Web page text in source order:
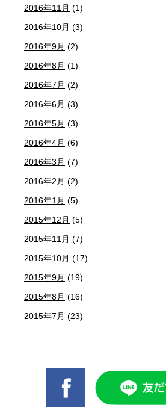
2016年11月 (1)
2016年10月 (3)
2016年9月 (2)
2016年8月 (1)
2016年7月 (2)
2016年6月 (3)
2016年5月 (3)
2016年4月 (6)
2016年3月 (7)
2016年2月 (2)
2016年1月 (5)
2015年12月 (5)
2015年11月 (7)
2015年10月 (17)
2015年9月 (19)
2015年8月 (16)
2015年7月 (23)